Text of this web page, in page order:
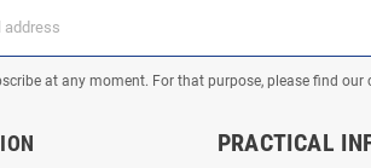
at any moment. For that purpose, please find
PRACTICAL